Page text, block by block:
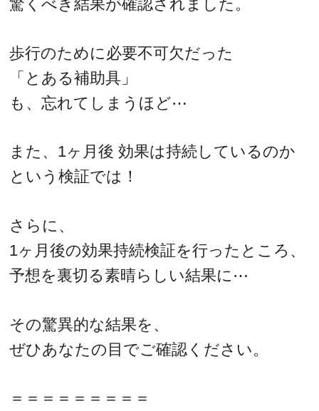
驚くべき結果が確認されました。
歩行のために必要不可欠だった
「とある補助具」
も、忘れてしまうほど⋯
また、1ヶ月後 効果は持続しているのか
という検証では！
さらに、
1ヶ月後の効果持続検証を行ったところ、
予想を裏切る素晴らしい結果に⋯
その驚異的な結果を、
ぜひあなたの目でご確認ください。
＝＝＝＝＝＝＝＝＝